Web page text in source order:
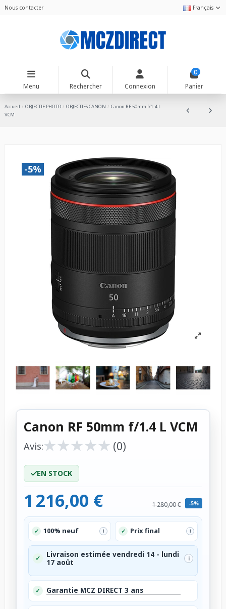
Nous contacter Français
Menu Rechercher Connexion
0
Panier
Accueil OBJECTIF PHOTO OBJECTIFS CANON
Canon RF 50mm f/1.4 L
VCM
-5%
Canon RF 50mm f/1.4 L VCM
Avis:★
★★
★★
★★
★★
★ (0)
EN STOCK
1 216,00 € 1 280,00 € -5%
✓ 100% neuf i ✓ Prix final i
✓
Livraison estimée vendredi 14 - lundi
17 août
i
✓ Garantie MCZ DIRECT 3 ans